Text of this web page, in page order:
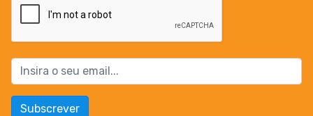
Subscrever